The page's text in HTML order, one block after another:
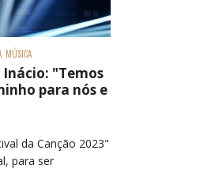
MÚSICA
Inácio: "Temos
para nós e
da Canção 2023"
para ser